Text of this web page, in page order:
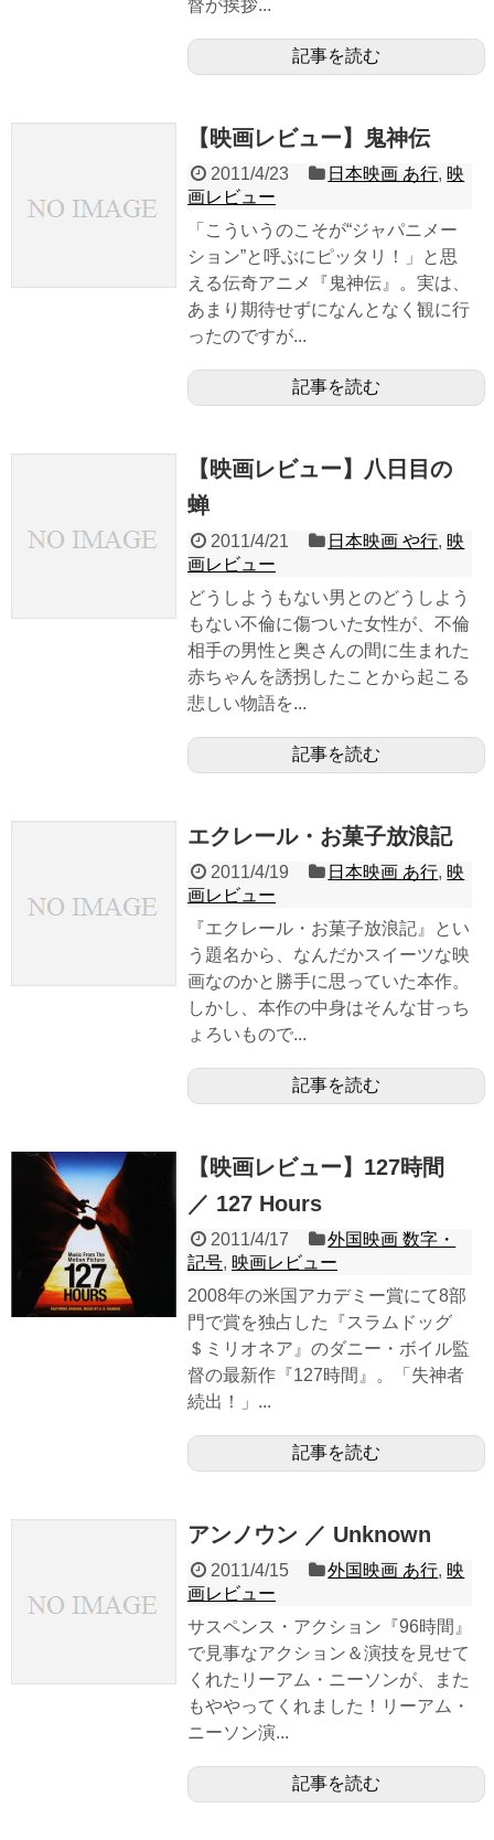
督が挨拶...
記事を読む
【映画レビュー】鬼神伝
2011/4/23 日本映画 あ行, 映
画レビュー
「こういうのこそが“ジャパニメー
ション”と呼ぶにピッタリ！」と思
える伝奇アニメ『鬼神伝』。実は、
あまり期待せずになんとなく観に行
ったのですが...
記事を読む
【映画レビュー】八日目の
蝉
2011/4/21 日本映画 や行, 映
画レビュー
どうしようもない男とのどうしよう
もない不倫に傷ついた女性が、不倫
相手の男性と奥さんの間に生まれた
赤ちゃんを誘拐したことから起こる
悲しい物語を...
記事を読む
エクレール・お菓子放浪記
2011/4/19 日本映画 あ行, 映
画レビュー
『エクレール・お菓子放浪記』とい
う題名から、なんだかスイーツな映
画なのかと勝手に思っていた本作。
しかし、本作の中身はそんな甘っち
ょろいもので...
記事を読む
【映画レビュー】127時間
／ 127 Hours
2011/4/17
外国映画 数字・
記号, 映画レビュー
2008年の米国アカデミー賞にて8部
門で賞を独占した『スラムドッグ
＄ミリオネア』のダニー・ボイル監
督の最新作『127時間』。「失神者
続出！」...
記事を読む
アンノウン ／ Unknown
2011/4/15 外国映画 あ行, 映
画レビュー
サスペンス・アクション『96時間』
で見事なアクション＆演技を見せて
くれたリーアム・ニーソンが、また
もややってくれました！リーアム・
ニーソン演...
記事を読む